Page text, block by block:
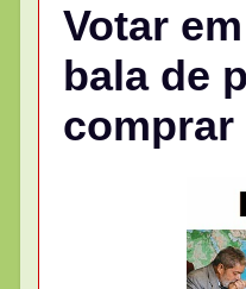
Votar
bala de
comprar